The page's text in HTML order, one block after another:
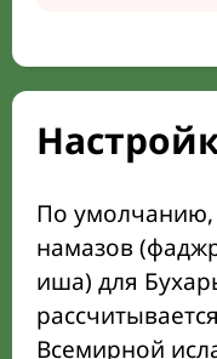
По
намазов
иша) для
Всемирной